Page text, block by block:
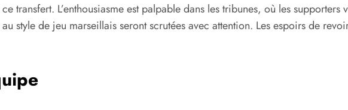
transfert. L’enthousiasme est palpable dans les tribunes, où les
style de jeu marseillais seront scrutées avec attention. Les espoirs de